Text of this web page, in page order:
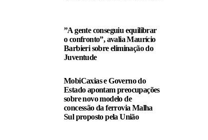
”A gente conseguiu equilibrar
o confronto”, avalia Maurício
Barbieri sobre eliminação do
Juventude
MobiCaxias e Governo do
Estado apontam preocupações
sobre novo modelo de
concessão da ferrovia Malha
Sul proposto pela União